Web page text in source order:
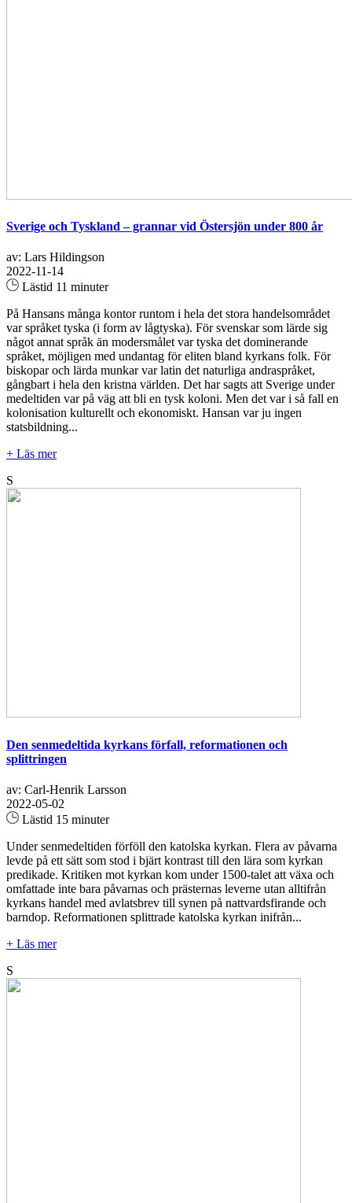
Sverige och Tyskland – grannar vid Östersjön under 800 år
av: Lars Hildingson
2022-11-14
Lästid 11 minuter
På Hansans många kontor runtom i hela det stora handelsområdet
var språket tyska (i form av lågtyska). För svenskar som lärde sig
något annat språk än modersmålet var tyska det dominerande
språket, möjligen med undantag för eliten bland kyrkans folk. För
biskopar och lärda munkar var latin det naturliga andraspråket,
gångbart i hela den kristna världen. Det har sagts att Sverige under
medeltiden var på väg att bli en tysk koloni. Men det var i så fall en
kolonisation kulturellt och ekonomiskt. Hansan var ju ingen
statsbildning...
+ Läs mer
S
Den senmedeltida kyrkans förfall, reformationen och
splittringen
av: Carl-Henrik Larsson
2022-05-02
Lästid 15 minuter
Under senmedeltiden förföll den katolska kyrkan. Flera av påvarna
levde på ett sätt som stod i bjärt kontrast till den lära som kyrkan
predikade. Kritiken mot kyrkan kom under 1500-talet att växa och
omfattade inte bara påvarnas och prästernas leverne utan alltifrån
kyrkans handel med avlatsbrev till synen på nattvardsfirande och
barndop. Reformationen splittrade katolska kyrkan inifrån...
+ Läs mer
S